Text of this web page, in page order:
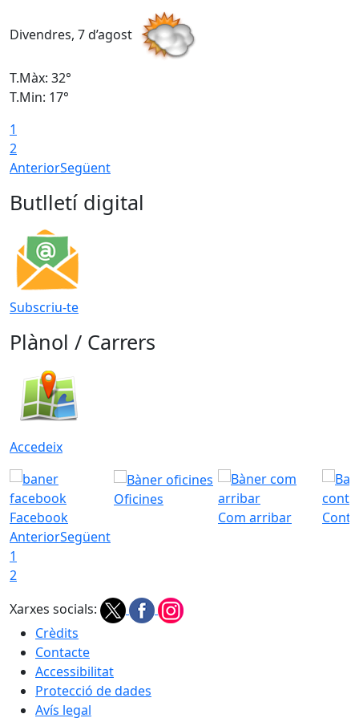
Divendres, 7 d’agost
T.Màx: 32°
T.Min: 17°
1
2
AnteriorSegüent
Butlletí digital
Subscriu-te
Plànol / Carrers
Accedeix
Facebook
Oficines
Com arribar
AnteriorSegüent
1
2
Xarxes socials:
Crèdits
Contacte
Accessibilitat
Protecció de dades
Avís legal